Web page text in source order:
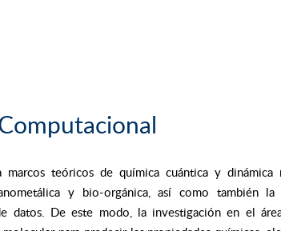
teóricos de química cuántica y dinámica
y bio-orgánica, así como también
datos. De este modo, la investigación en el